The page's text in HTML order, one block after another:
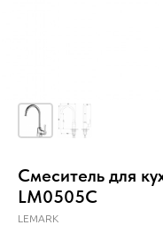
Смеситель для
LM0505C
LEMARK